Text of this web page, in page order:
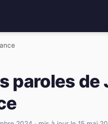
paroles de